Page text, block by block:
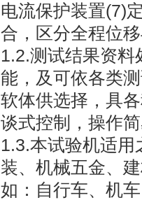
电流保护装置(7)
合，区分全程位
1.2.测试结果资
能，及可依各类
软体供选择，具
谈式控制，操作
1.3.本试验机适
装、机械五金、
如：自行车、机